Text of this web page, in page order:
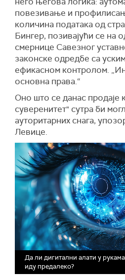
повезивање и
количина података од
Бингер, позивајући се на
смернице Савезног
законске одредбе са
ефикасном контролом.
основна права.“
Оно што се данас продаје
суверенитет" сутра би
ауторитарних снага,
Левице.
Да ли дигитални алати у
иду предалеко?